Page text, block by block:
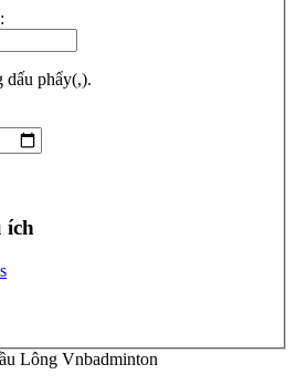
dấu phẩy(,).
ích
Lông Vnbadminton